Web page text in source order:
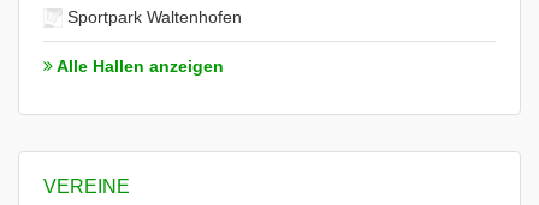
Sportpark Waltenhofen
Alle Hallen anzeigen
VEREINE